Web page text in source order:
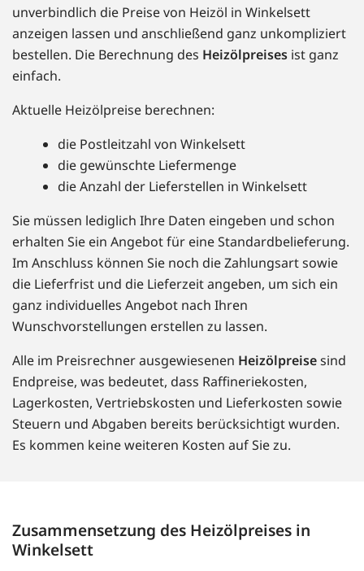
unverbindlich die Preise von Heizöl in Winkelsett
anzeigen lassen und anschließend ganz unkompliziert
bestellen. Die Berechnung des Heizölpreises ist ganz
einfach.
Aktuelle Heizölpreise berechnen:
die Postleitzahl von Winkelsett
die gewünschte Liefermenge
die Anzahl der Lieferstellen in Winkelsett
Sie müssen lediglich Ihre Daten eingeben und schon
erhalten Sie ein Angebot für eine Standardbelieferung.
Im Anschluss können Sie noch die Zahlungsart sowie
die Lieferfrist und die Lieferzeit angeben, um sich ein
ganz individuelles Angebot nach Ihren
Wunschvorstellungen erstellen zu lassen.
Alle im Preisrechner ausgewiesenen Heizölpreisesind
Endpreise, was bedeutet, dass Raffineriekosten,
Lagerkosten, Vertriebskosten und Lieferkosten sowie
Steuern und Abgaben bereits berücksichtigt wurden.
Es kommen keine weiteren Kosten auf Sie zu.
Zusammensetzung des Heizölpreises in
Winkelsett